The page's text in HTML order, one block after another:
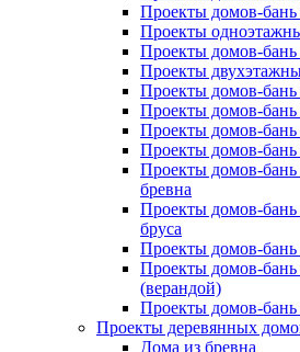
Проекты домов-бань
Проекты
Проекты домов-бань
Проекты
Проекты домов-бань
Проекты домов-бань
Проекты домов-бань
Проекты домов-бань
Проекты домов-
бревна
Проекты домов-
бруса
Проекты домов-бань
Проекты домов-бань
(верандой)
Проекты домов-бань
Проекты деревянных
Дома из бревна